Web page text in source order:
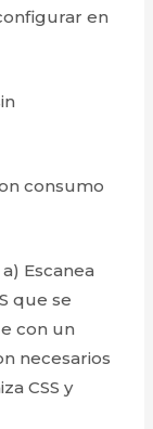
en
consumo
a) Escanea
que se
con un
necesarios
CSS y